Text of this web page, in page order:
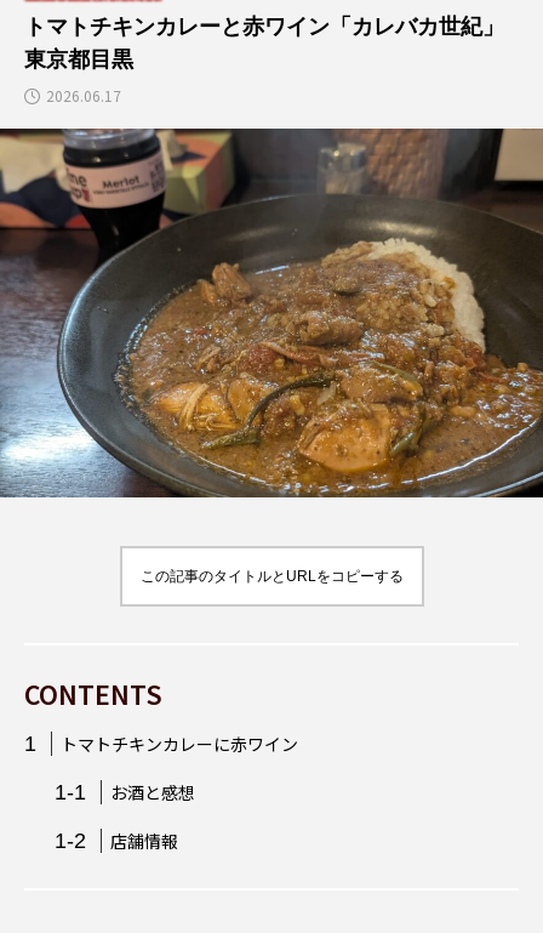
南大門 カップラーメン カクテル
マッコリ
宮崎市 沖縄料理 恵比寿 魚ツマミ
和食 青山 ハイボール 焼酎
中華料理 インドネシア料理
目黒 東京都 ネパール料理 渋谷
スパイス 辛い 東大門 韓国料理
韓国 ビール スパイス料理 宮崎県
トマトチキンカレーと赤ワイン「カレバカ世紀」
東京都目黒
2026.06.17
この記事のタイトルとURLをコピーする
CONTENTS
トマトチキンカレーに赤ワイン
お酒と感想
店舗情報